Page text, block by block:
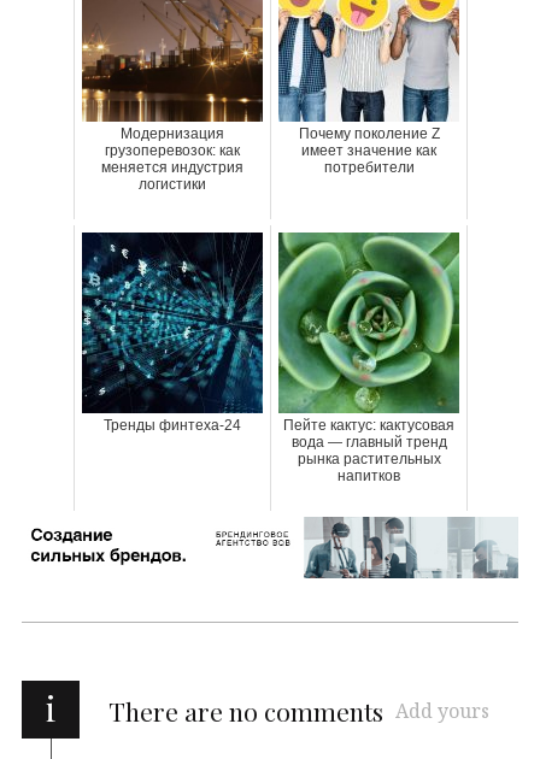
Модернизация
грузоперевозок: как
меняется индустрия
логистики
Почему поколение Z
имеет значение как
потребители
Тренды финтеха-24
Пейте кактус: кактусовая
вода — главный тренд
рынка растительных
напитков
i There are no comments Add yours